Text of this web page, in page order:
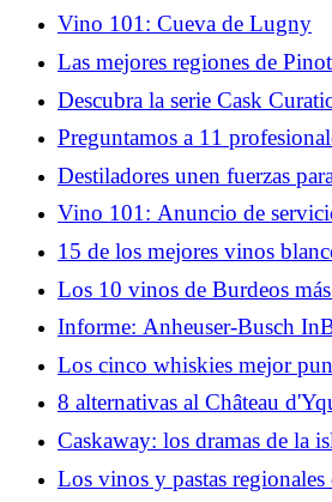
Vino 101: Cueva de Lugny
Las mejores regiones de
mapeadas
Descubra la serie Cask
tinto de The Dalmore
Preguntamos a 11
Pinot Noir ofrece la mejor
inversión? (2025)
Destiladores unen fuerzas
restauración de turberas en la
Vino 101: Anuncio de
de Acción de Gracias
15 de los mejores vinos
Los 10 vinos de Burdeos
(2025) (MAP)
Informe: Anheuser-Busch
BeatBox en un acuerdo de
Los cinco whiskies mejor
210 de Whisky Magazine
8 alternativas al Château
más prestigioso del mundo
Caskaway: los dramas de la
Boyd
Los vinos y pastas regionales